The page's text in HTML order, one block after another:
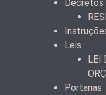
Decretos
Leis
LEI
Portarias